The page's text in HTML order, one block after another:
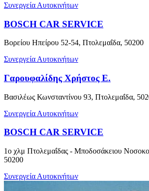
Συνεργεία Αυτοκινήτων
BOSCH CAR SERVICE
Βορείου Ηπείρου 52-54, Πτολεμαΐδα, 50200
Συνεργεία Αυτοκινήτων
Γαρουφαλίδης Χρήστος Ε.
Βασιλέως Κωνσταντίνου 93, Πτολεμαΐδα,
Συνεργεία Αυτοκινήτων
BOSCH CAR SERVICE
1ο χλμ Πτολεμαΐδας - Μποδοσάκειου
50200
Συνεργεία Αυτοκινήτων